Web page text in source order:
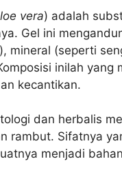
vera) adalah
Gel ini
mineral (seperti
inilah
kecantikan.
dan herbalis
rambut. Sifatnya
menjadi